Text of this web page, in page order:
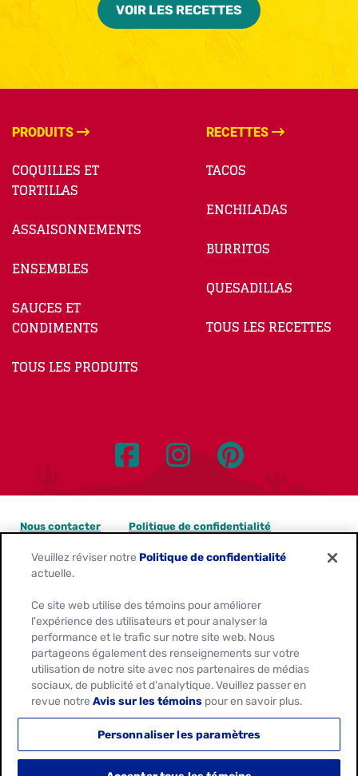
VOIR LES RECETTES
PRODUITS
COQUILLES ET
TORTILLAS
ASSAISONNEMENTS
ENSEMBLES
SAUCES ET
CONDIMENTS
TOUS LES PRODUITS
RECETTES
TACOS
ENCHILADAS
BURRITOS
QUESADILLAS
TOUS LES RECETTES
Location:
Canada
Nous contacter Politique de confidentialité
Avis sur les témoins
Demandes de confidentialité des données
Conditions d'utilisation
Veuillez réviser notre Politique de confidentialité
actuelle.
Ce site web utilise des témoins pour améliorer
l'expérience des utilisateurs et pour analyser la
performance et le trafic sur notre site web. Nous
partageons également des renseignements sur votre
utilisation de notre site avec nos partenaires de médias
sociaux, de publicité et d'analytique. Veuillez passer en
revue notreAvis sur les témoins pour en savoir plus.
Personnaliser les paramètres